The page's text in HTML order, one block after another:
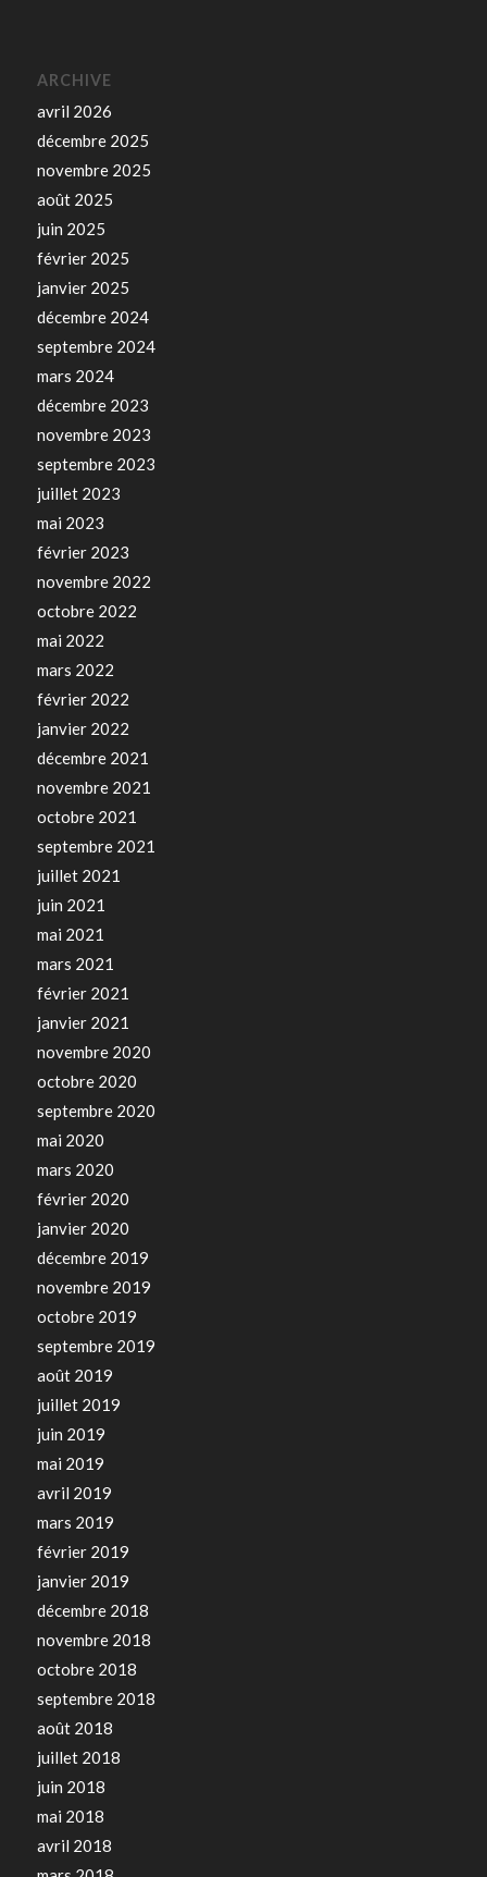
ARCHIVE
avril 2026
décembre 2025
novembre 2025
août 2025
juin 2025
février 2025
janvier 2025
décembre 2024
septembre 2024
mars 2024
décembre 2023
novembre 2023
septembre 2023
juillet 2023
mai 2023
février 2023
novembre 2022
octobre 2022
mai 2022
mars 2022
février 2022
janvier 2022
décembre 2021
novembre 2021
octobre 2021
septembre 2021
juillet 2021
juin 2021
mai 2021
mars 2021
février 2021
janvier 2021
novembre 2020
octobre 2020
septembre 2020
mai 2020
mars 2020
février 2020
janvier 2020
décembre 2019
novembre 2019
octobre 2019
septembre 2019
août 2019
juillet 2019
juin 2019
mai 2019
avril 2019
mars 2019
février 2019
janvier 2019
décembre 2018
novembre 2018
octobre 2018
septembre 2018
août 2018
juillet 2018
juin 2018
mai 2018
avril 2018